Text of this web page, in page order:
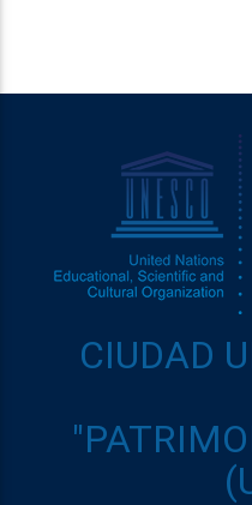
CIUDAD